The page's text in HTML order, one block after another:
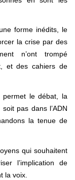
forme inédits, le
la crise par des
n’ont trompé
et des cahiers de
permet le débat, la
pas dans l’ADN
la tenue de
qui souhaitent
l’implication de
la voix.